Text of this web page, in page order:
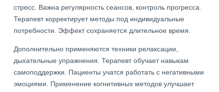
стресс. Важна регулярность сеансов, контроль прогресса.
Терапевт корректирует методы под индивидуальные
потребности. Эффект сохраняется длительное время.
Дополнительно применяются техники релаксации,
дыхательные упражнения. Терапевт обучает навыкам
самоподдержки. Пациенты учатся работать с негативными
эмоциями. Применение когнитивных методов улучшает